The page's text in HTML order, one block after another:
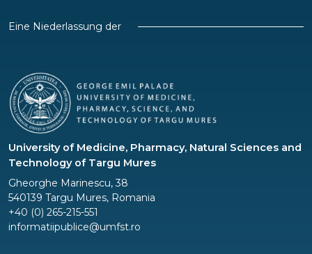
Eine Niederlassung der
University of Medicine, Pharmacy, Natural Sciences and
Technology of Targu Mures
Gheorghe Marinescu, 38
540139 Targu Mures, Romania
+40 (0) 265-215-551
informatiipublice@umfst.ro